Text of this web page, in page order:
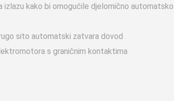
izlazu kako bi omogućile djelomično
sito automatski zatvara dovod
s graničnim kontaktima